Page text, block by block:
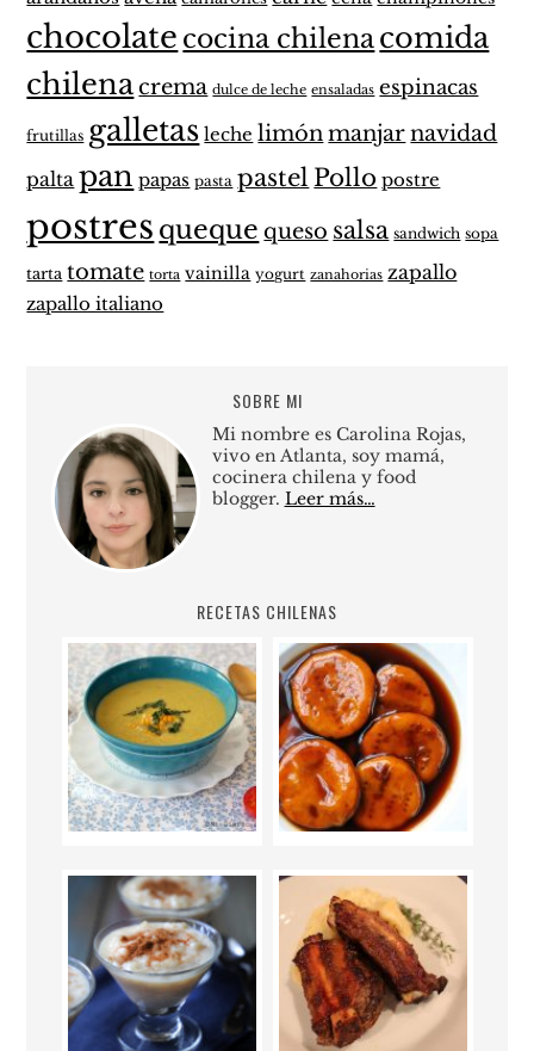
chocolate cocina chilenacomida
chilenacrema dulce de leche ensaladas espinacas
frutillas galletas leche limónmanjarnavidad
palta pan papas pasta pastel Pollo postre
postres queque queso salsa sandwich sopa
tarta tomate torta vainilla yogurt zanahorias zapallo
zapallo italiano
SOBRE MI
Mi nombre es Carolina Rojas,
vivo en Atlanta, soy mamá,
cocinera chilena y food
blogger. Leer más…
RECETAS CHILENAS